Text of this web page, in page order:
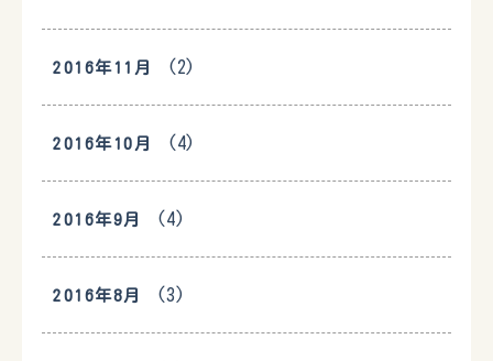
2016年11月 (2)
2016年10月 (4)
2016年9月 (4)
2016年8月 (3)